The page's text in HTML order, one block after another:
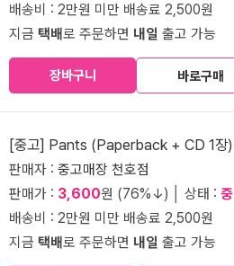
배송비 : 2만원 미만 배송료 2,500원
지금 택배로 주문하면 내일 출고 가능
장바구니 바로구매
[중고] Pants (Paperback + CD 1장)
판매자 : 중고매장 천호점
판매가 : 3,600원 (76%↓) │ 상태 : 중
배송비 : 2만원 미만 배송료 2,500원
지금 택배로 주문하면 내일 출고 가능